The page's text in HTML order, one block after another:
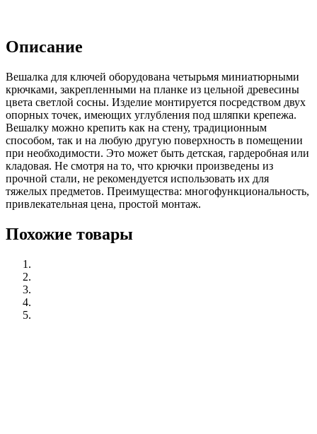
Описание
Вешалка для ключей оборудована четырьмя миниатюрными
крючками, закрепленными на планке из цельной древесины
цвета светлой сосны. Изделие монтируется посредством двух
опорных точек, имеющих углубления под шляпки крепежа.
Вешалку можно крепить как на стену, традиционным
способом, так и на любую другую поверхность в помещении
при необходимости. Это может быть детская, гардеробная или
кладовая. Не смотря на то, что крючки произведены из
прочной стали, не рекомендуется использовать их для
тяжелых предметов. Преимущества: многофункциональность,
привлекательная цена, простой монтаж.
Похожие товары